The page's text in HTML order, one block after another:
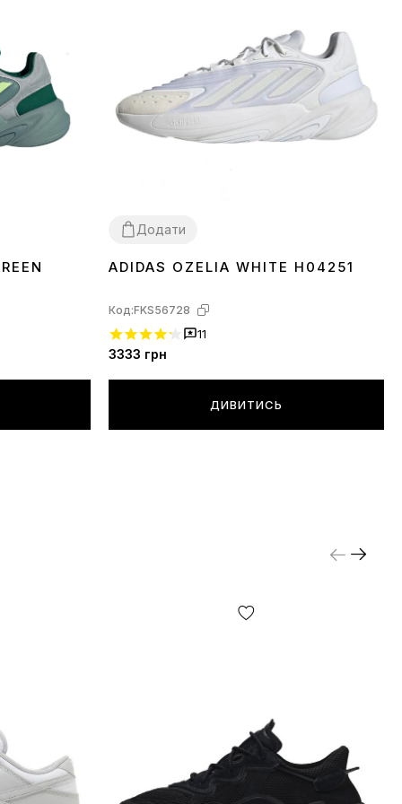
Додати
36 3941
ADIDAS OZELIA WHITE H04251
Код:FKS56728
11
3333 грн
ДИВИТИСЬ